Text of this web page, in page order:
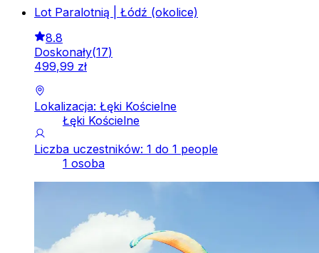
Lot Paralotnią | Łódź (okolice)
8.8
Doskonały(17)
499,99 zł
Lokalizacja: Łęki Kościelne
Łęki Kościelne
Liczba uczestników: 1 do 1 people
1 osoba